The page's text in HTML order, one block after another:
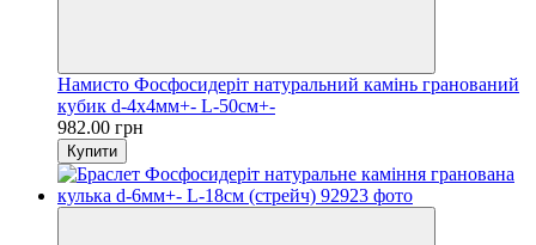
Намисто Фосфосидеріт натуральний камінь гранований
кубик d-4х4мм+- L-50см+-
982.00 грн
Купити